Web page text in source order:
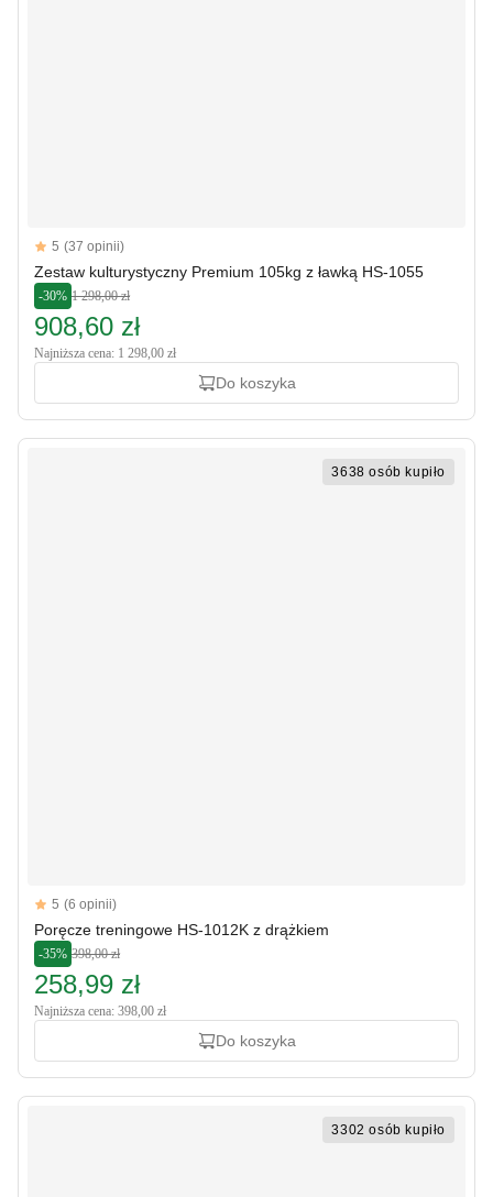
Reviews
5 out of 5 stars
5 (37 opinii)
Zestaw kulturystyczny Premium 105kg z ławką HS-1055
-30% 1 298,00 zł
908,60 zł
Najniższa cena: 1 298,00 zł
Do koszyka
3638 osób kupiło
Reviews
5 out of 5 stars
5 (6 opinii)
Poręcze treningowe HS-1012K z drążkiem
-35% 398,00 zł
258,99 zł
Najniższa cena: 398,00 zł
Do koszyka
3302 osób kupiło